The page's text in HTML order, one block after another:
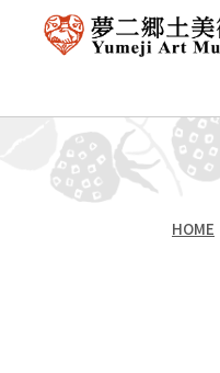
夢
夢二生
アクカ
予
HOME